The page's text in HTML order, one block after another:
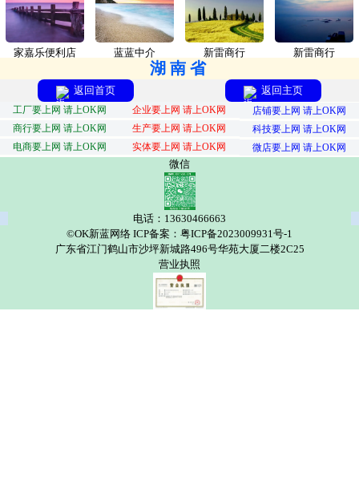
家嘉乐便利店 蓝蓝中介 新雷商行 新雷商行
湖南省
返回首页 返回主页
工厂要上网 请上OK网 企业要上网 请上OK网
店铺要上网 请上OK网
商行要上网 请上OK网
生产要上网 请上OK网
科技要上网 请上OK网
电商要上网 请上OK网
实体要上网 请上OK网 微店要上网 请上OK网
微信
电话：13630466663
©OK新蓝网络 ICP备案：粤ICP备2023009931号-1
广东省江门鹤山市沙坪新城路496号华苑大厦二楼2C25
营业执照